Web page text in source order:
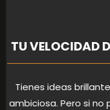
TU VELOCIDAD
Tienes ideas
ambiciosa. Pero si